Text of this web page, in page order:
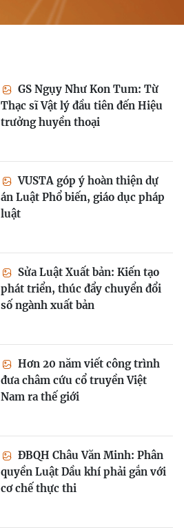
GS Ngụy Như Kon Tum: Từ
Thạc sĩ Vật lý đầu tiên đến Hiệu
trưởng huyền thoại
VUSTA góp ý hoàn thiện dự
án Luật Phổ biến, giáo dục pháp
luật
Sửa Luật Xuất bản: Kiến tạo
phát triển, thúc đẩy chuyển đổi
số ngành xuất bản
Hơn 20 năm viết công trình
đưa châm cứu cổ truyền Việt
Nam ra thế giới
ĐBQH Châu Văn Minh: Phân
quyền Luật Dầu khí phải gắn với
cơ chế thực thi